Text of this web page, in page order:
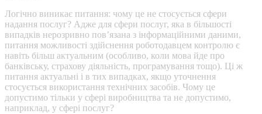
Логічно виникає питання: чому це не стосується сфери
надання послуг? Адже для сфери послуг, яка в більшості
випадків нерозривно пов’язана з інформаційними даними,
питання можливості здійснення роботодавцем контролю є
навіть більш актуальним (особливо, коли мова йде про
банківську, страхову діяльність, програмування тощо). Ці ж
питання актуальні і в тих випадках, якщо уточнення
стосується використання технічних засобів. Чому це
допустимо тільки у сфері виробництва та не допустимо,
наприклад, у сфері послуг?